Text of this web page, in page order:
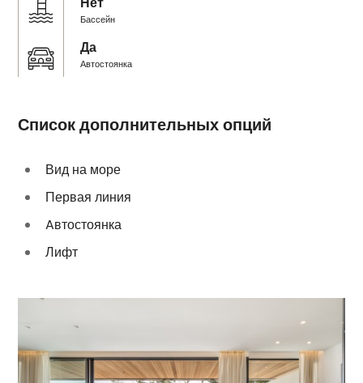
Бассейн
Да
Автостоянка
Список дополнительных опций
Вид на море
Первая линия
Aвтостоянка
Лифт